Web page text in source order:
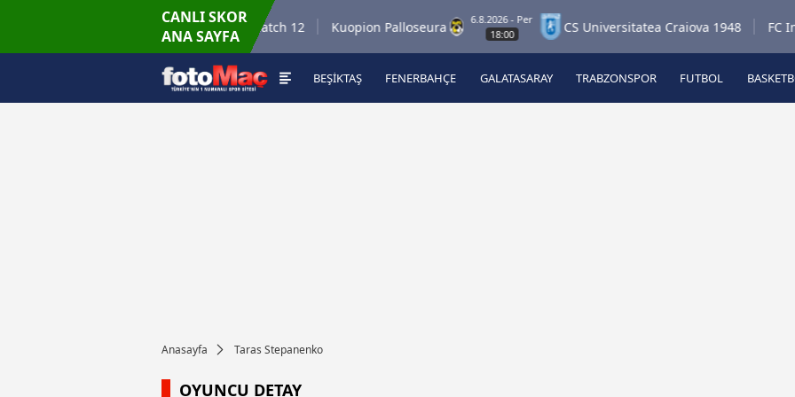
CANLI SKOR
ANA SAYFA
Winner Match 12 Kuopion Palloseura
6.8.2026 - Per
18:00
CS Universitatea Craiova 1948 FC Inter
Beşiktaş
A
BEŞİKTAŞ FENERBAHÇE GALATASARAY TRABZONSPOR FUTBOL
Anasayfa Taras Stepanenko
OYUNCU DETAY